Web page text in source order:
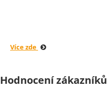
Více zde
Hodnocení zákazníků